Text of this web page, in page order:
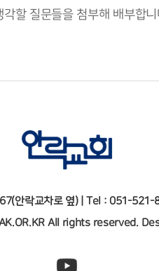
할 질문들을 첨부해 배부합니
안락교차로 옆)
| Tel : 051-
All rights reserved.